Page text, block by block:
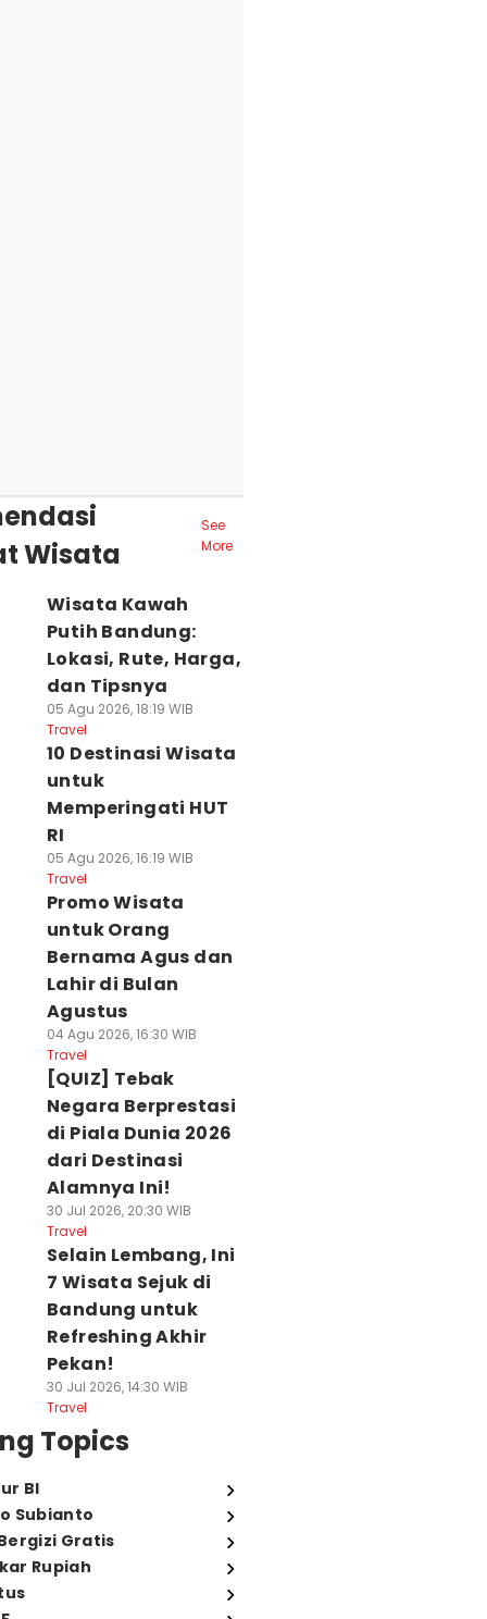
Wisata
See
More
Wisata Kawah
Putih Bandung:
Lokasi, Rute, Harga,
dan Tipsnya
05 Agu 2026, 18:19 WIB
Travel
10 Destinasi Wisata
untuk
Memperingati HUT
RI
05 Agu 2026, 16:19 WIB
Travel
Promo Wisata
untuk Orang
Bernama Agus dan
Lahir di Bulan
Agustus
04 Agu 2026, 16:30 WIB
Travel
[QUIZ] Tebak
Negara Berprestasi
di Piala Dunia 2026
dari Destinasi
Alamnya Ini!
30 Jul 2026, 20:30 WIB
Travel
Selain Lembang, Ini
7 Wisata Sejuk di
Bandung untuk
Refreshing Akhir
Pekan!
30 Jul 2026, 14:30 WIB
Travel
Topics
BI
Subianto
Gratis
Rupiah